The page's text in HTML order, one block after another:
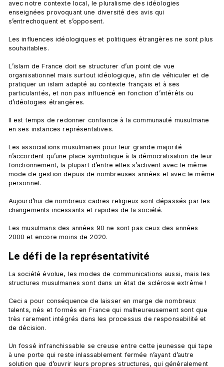
avec notre contexte local, le pluralisme des idéologies
enseignées provoquant une diversité des avis qui
s’entrechoquent et s’opposent.
Les influences idéologiques et politiques étrangères ne sont plus
souhaitables.
L’islam de France doit se structurer d’un point de vue
organisationnel mais surtout idéologique, afin de véhiculer et de
pratiquer un islam adapté au contexte français et à ses
particularités, et non pas influencé en fonction d’intérêts ou
d’idéologies étrangères.
Il est temps de redonner confiance à la communauté musulmane
en ses instances représentatives.
Les associations musulmanes pour leur grande majorité
n’accordent qu’une place symbolique à la démocratisation de leur
fonctionnement, la plupart d’entre elles s’activent avec le même
mode de gestion depuis de nombreuses années et avec le même
personnel.
Aujourd’hui de nombreux cadres religieux sont dépassés par les
changements incessants et rapides de la société.
Les musulmans des années 90 ne sont pas ceux des années
Le défi de la représentativité
La société évolue, les modes de communications aussi, mais les
structures musulmanes sont dans un état de sclérose extrême !
Ceci a pour conséquence de laisser en marge de nombreux
talents, nés et formés en France qui malheureusement sont que
très rarement intégrés dans les processus de responsabilité et
de décision.
Un fossé infranchissable se creuse entre cette jeunesse qui tape
à une porte qui reste inlassablement fermée n’ayant d’autre
solution que d’ouvrir leurs propres structures, qui généralement